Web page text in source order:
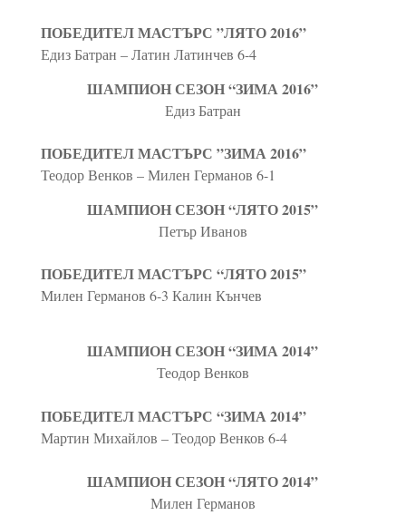
ПОБЕДИТЕЛ МАСТЪРС ”ЛЯТО 2016”
Едиз Батран – Латин Латинчев 6-4
ШАМПИОН СЕЗОН “ЗИМА 2016”
Едиз Батран
ПОБЕДИТЕЛ МАСТЪРС ”ЗИМА 2016”
Теодор Венков – Милен Германов 6-1
ШАМПИОН СЕЗОН “ЛЯТО 2015”
Петър Иванов
ПОБЕДИТЕЛ МАСТЪРС “ЛЯТО 2015”
Милен Германов 6-3 Калин Кънчев
ШАМПИОН СЕЗОН “ЗИМА 2­014”
Теодор Венков
ПОБЕДИТЕЛ МАСТЪРС “ЗИМА 2014”
Мартин Михайлов – Теодор Венков 6-4
ШАМПИОН СЕЗОН “ЛЯТО 2014”
Милен Германов